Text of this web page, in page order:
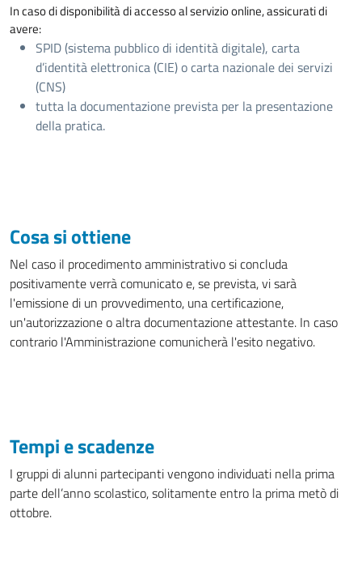
In caso di disponibilità di accesso al servizio online, assicurati di
avere:
SPID (sistema pubblico di identità digitale), carta
d’identità elettronica (CIE) o carta nazionale dei servizi
(CNS)
tutta la documentazione prevista per la presentazione
della pratica.
Cosa si ottiene
Nel caso il procedimento amministrativo si concluda
positivamente verrà comunicato e, se prevista, vi sarà
l'emissione di un provvedimento, una certificazione,
un'autorizzazione o altra documentazione attestante. In caso
contrario l'Amministrazione comunicherà l'esito negativo.
Tempi e scadenze
I gruppi di alunni partecipanti vengono individuati nella prima
parte dell’anno scolastico, solitamente entro la prima metò di
ottobre.